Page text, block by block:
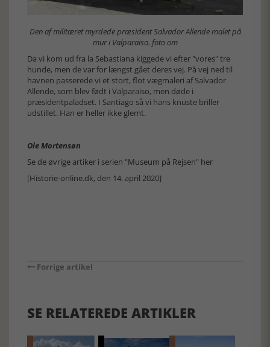
Den af militæret myrdede præsident Salvador Allende malet på
mur i Valparaiso. foto om
Da vi kom ud fra la Sebastiana kiggede vi efter "vores" tre
hunde, men de var for længst gået deres vej. På vej ned til
havnen passerede vi et stort, flot vægmaleri af Salvador
Allende, som blev født i Valparaiso, men døde i
præsidentpaladset. I Santiago så vi hans knuste briller
udstillet. Han er heller ikke glemt.
Ole Mortensøn
Se de øvrige artiker i serien "Museum på Rejsen" her
[Historie-online.dk, den 14. april 2020]
Forrige artikel
SE RELATEREDE ARTIKLER